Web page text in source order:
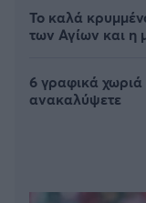
Το καλά
των Αγίων και η
6 γραφικά
ανακαλύψετε